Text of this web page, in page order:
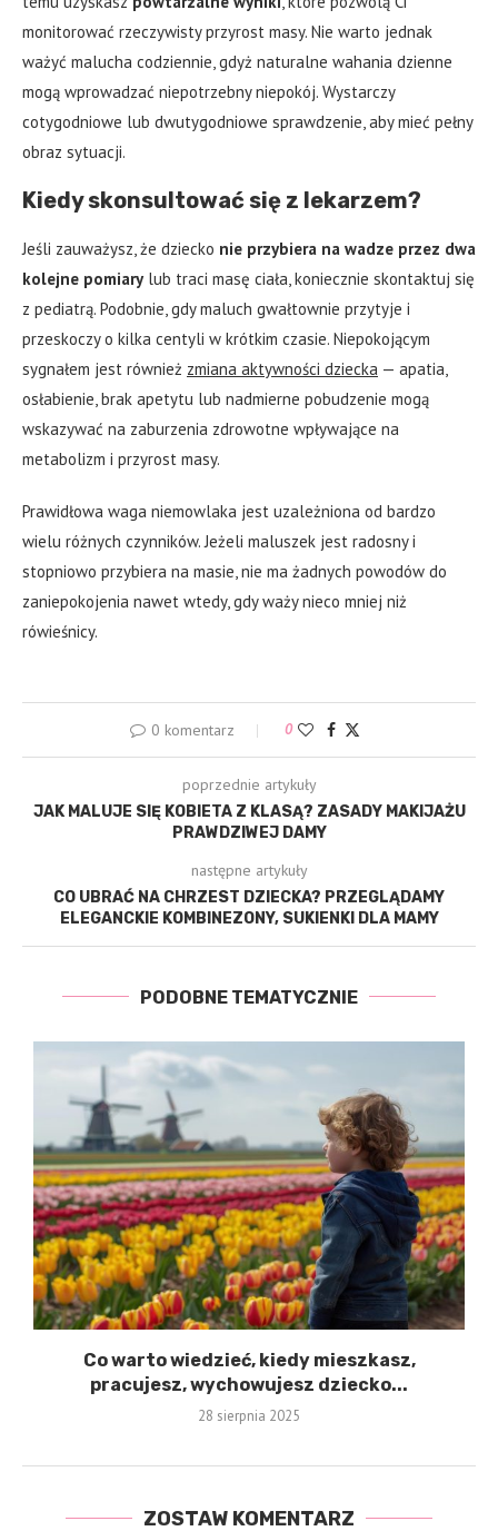
monitorować rzeczywisty przyrost masy. Nie warto jednak
ważyć malucha codziennie, gdyż naturalne wahania dzienne
mogą wprowadzać niepotrzebny niepokój. Wystarczy
cotygodniowe lub dwutygodniowe sprawdzenie, aby mieć pełny
obraz sytuacji.
Kiedy skonsultować się z lekarzem?
Jeśli zauważysz, że dziecko nie przybiera na wadze przez dwa
kolejne pomiarylub traci masę ciała, koniecznie skontaktuj się
z pediatrą. Podobnie, gdy maluch gwałtownie przytyje i
przeskoczy o kilka centyli w krótkim czasie. Niepokojącym
sygnałem jest również zmiana aktywności dziecka — apatia,
osłabienie, brak apetytu lub nadmierne pobudzenie mogą
wskazywać na zaburzenia zdrowotne wpływające na
metabolizm i przyrost masy.
Prawidłowa waga niemowlaka jest uzależniona od bardzo
wielu różnych czynników. Jeżeli maluszek jest radosny i
stopniowo przybiera na masie, nie ma żadnych powodów do
zaniepokojenia nawet wtedy, gdy waży nieco mniej niż
rówieśnicy.
0 komentarz 0
poprzednie artykuły
JAK MALUJE SIĘ KOBIETA Z KLASĄ? ZASADY MAKIJAŻU
PRAWDZIWEJ DAMY
następne artykuły
CO UBRAĆ NA CHRZEST DZIECKA? PRZEGLĄDAMY
ELEGANCKIE KOMBINEZONY, SUKIENKI DLA MAMY
PODOBNE TEMATYCZNIE
Co warto wiedzieć, kiedy mieszkasz,
pracujesz, wychowujesz dziecko...
28 sierpnia 2025
ZOSTAW KOMENTARZ